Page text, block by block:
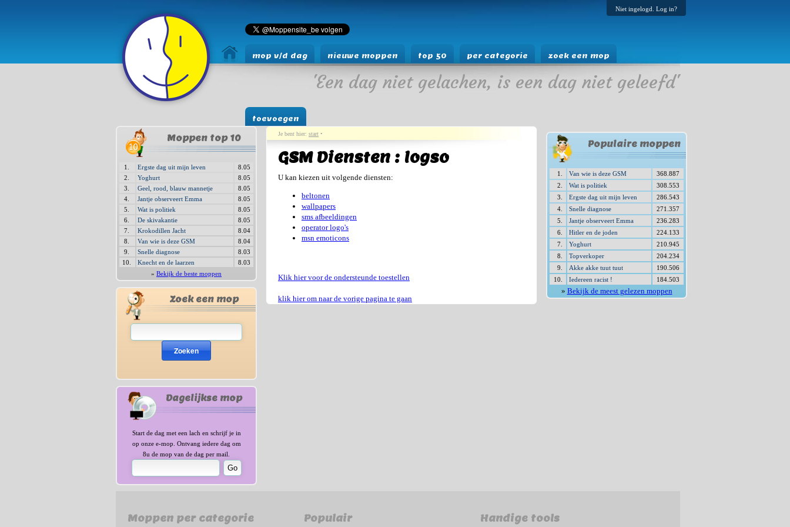
Niet ingelogd. Log in?
mop v/d dag nieuwe moppen top 50 per categorie zoek een mop
toevoegen
'Een dag niet gelachen, is een dag niet geleefd'
Moppen top 10
1. Ergste dag uit mijn leven
8.05
2.
Yoghurt
8.05
3.
Geel, rood, blauw mannetje
8.05
4.
Jantje observeert Emma
8.05
5.
Wat is politiek
8.05
6.
De skivakantie
8.05
7.
Krokodillen Jacht
8.04
8.
Van wie is deze GSM
8.04
9.
Snelle diagnose
8.03
10.
Knecht en de laarzen
8.03
» Bekijk de beste moppen
Zoek een mop
Zoeken
Dagelijkse mop
Start de dag met een lach en schrijf je in
op onze e-mop. Ontvang iedere dag om
8u de mop van de dag per mail.
Je bent hier: start •
GSM Diensten : logso
U kan kiezen uit volgende diensten:
beltonen
wallpapers
sms afbeeldingen
operator logo's
msn emoticons
Klik hier voor de ondersteunde toestellen
klik hier om naar de vorige pagina te gaan
Populaire moppen
1. Van wie is deze GSM
368.887
2.
Wat is politiek
308.553
3.
Ergste dag uit mijn leven
286.543
4.
Snelle diagnose
271.357
5.
Jantje observeert Emma
236.283
6.
Hitler en de joden
224.133
7.
Yoghurt
210.945
8.
Topverkoper
204.234
9.
Akke akke tuut tuut
190.506
10.
Iedereen racist ! 184.503
» Bekijk de meest gelezen moppen
Moppen per categorie Populair Handige tools